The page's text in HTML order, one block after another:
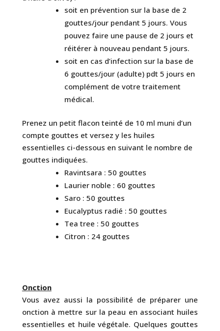
soit en prévention sur la base de 2
gouttes/jour pendant 5 jours. Vous
pouvez faire une pause de 2 jours et
réitérer à nouveau pendant 5 jours.
soit en cas d’infection sur la base de
6 gouttes/jour (adulte) pdt 5 jours en
complément de votre traitement
médical.
Prenez un petit flacon teinté de 10 ml muni d’un
compte gouttes et versez y les huiles
essentielles ci-dessous en suivant le nombre de
gouttes indiquées.
Ravintsara : 50 gouttes
Laurier noble : 60 gouttes
Saro : 50 gouttes
Eucalyptus radié : 50 gouttes
Tea tree : 50 gouttes
Citron : 24 gouttes
Onction
Vous avez aussi la possibilité de préparer une
onction à mettre sur la peau en associant huiles
essentielles et huile végétale. Quelques gouttes